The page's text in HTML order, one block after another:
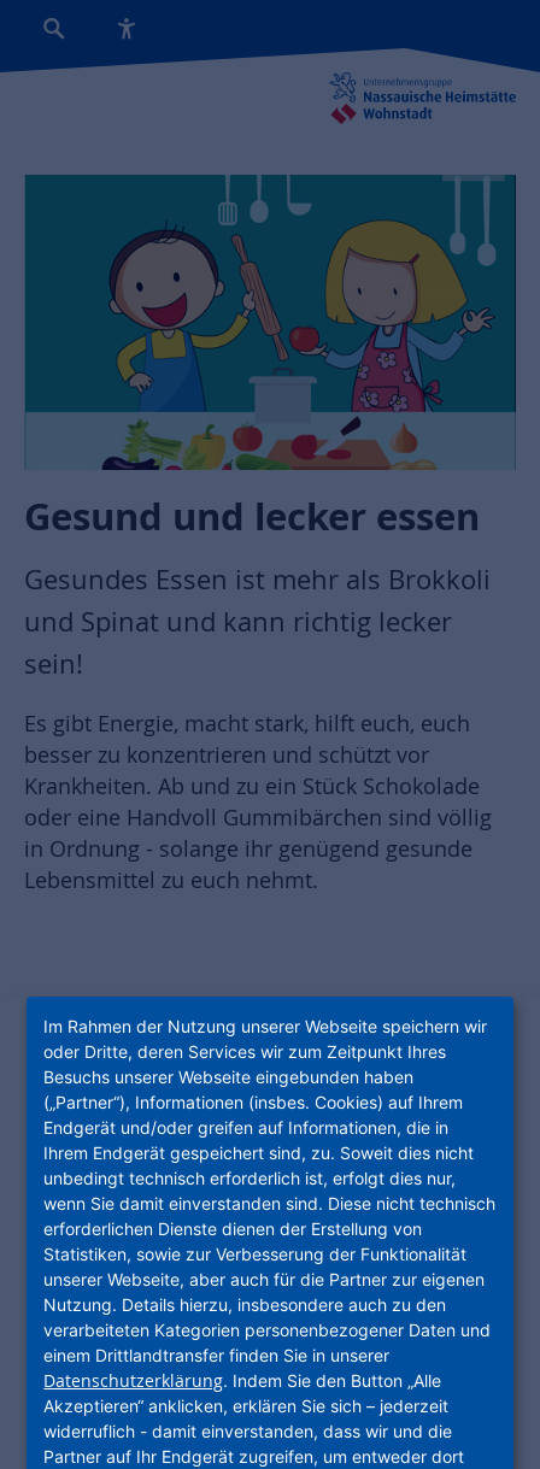
Gesund und lecker essen
Gesundes Essen ist mehr als Brokkoli
und Spinat und kann richtig lecker
sein!
Es gibt Energie, macht stark, hilft euch, euch
besser zu konzentrieren und schützt vor
Krankheiten. Ab und zu ein Stück Schokolade
oder eine Handvoll Gummibärchen sind völlig
in Ordnung - solange ihr genügend gesunde
Lebensmittel zu euch nehmt.
Im Rahmen der Nutzung unserer Webseite speichern wir
oder Dritte, deren Services wir zum Zeitpunkt Ihres
Besuchs unserer Webseite eingebunden haben
(„Partner“), Informationen (insbes. Cookies) auf Ihrem
Endgerät und/oder greifen auf Informationen, die in
Ihrem Endgerät gespeichert sind, zu. Soweit dies nicht
unbedingt technisch erforderlich ist, erfolgt dies nur,
wenn Sie damit einverstanden sind. Diese nicht technisch
erforderlichen Dienste dienen der Erstellung von
Statistiken, sowie zur Verbesserung der Funktionalität
unserer Webseite, aber auch für die Partner zur eigenen
Nutzung. Details hierzu, insbesondere auch zu den
verarbeiteten Kategorien personenbezogener Daten und
einem Drittlandtransfer finden Sie in unserer
Datenschutzerklärung. Indem Sie den Button „Alle
Akzeptieren“ anklicken, erklären Sie sich – jederzeit
widerruflich - damit einverstanden, dass wir und die
Partner auf Ihr Endgerät zugreifen, um entweder dort